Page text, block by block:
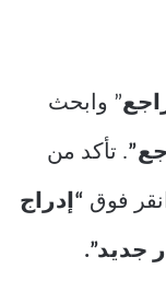
” وابحث
. تأكد من
فوق “إدراج
جديد”.